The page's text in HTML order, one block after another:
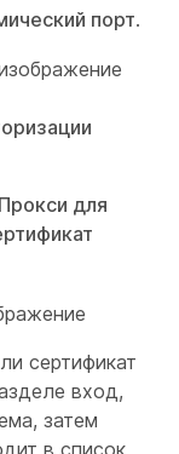
порт.
Прокси для
сертификат
вход,
, затем